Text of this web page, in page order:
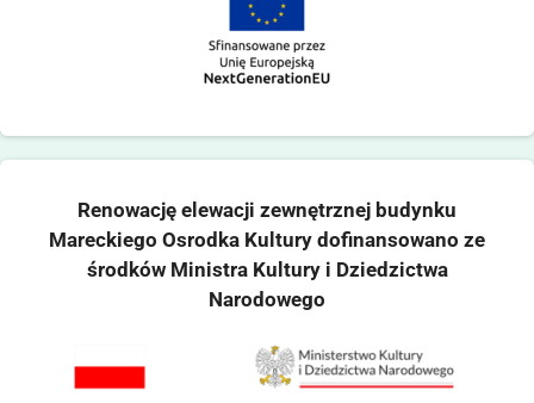
Renowację elewacji zewnętrznej budynku
Mareckiego Osrodka Kultury dofinansowano ze
środków Ministra Kultury i Dziedzictwa
Narodowego